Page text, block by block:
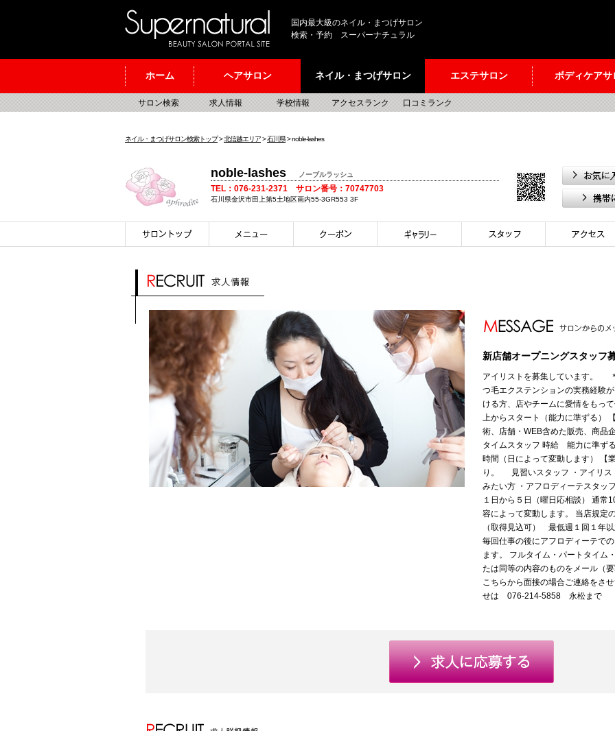
国内最大級のネイル・まつげサロン
検索・予約 スーパーナチュラル
ホーム ヘアサロン ネイル・まつげサロン エステサロン ボディケアサ
サロン検索 求人情報 学校情報 アクセスランク 口コミランク
ネイル・まつげサロン検索トップ>北信越エリア>石川県> noble-lashes
noble-lashes ノーブルラッシュ
TEL：076-231-2371 サロン番号：70747703
石川県金沢市田上第5土地区画内55-3GR553 3F
新店舗オープニングスタッフ
アイリストを募集しています。
つ毛エクステンションの実務経験
ける方、店やチームに愛情をもっ
上からスタート（能力に準ずる）
術、店舗・WEB含めた販売、商
タイムスタッフ 時給 能力に準ず
時間（日によって変動します）
り。 見習いスタッフ ・アイリス
みたい方 ・アフロディーテスタッ
１日から５日（曜日応相談） 通常
容によって変動します。 当店規
（取得見込可） 最低週１回１年
毎回仕事の後にアフロディーテで
ます。 フルタイム・パートタイム
たは同等の内容のものをメール（
こちらから面接の場合ご連絡をさ
せは 076-214-5858 永松まで